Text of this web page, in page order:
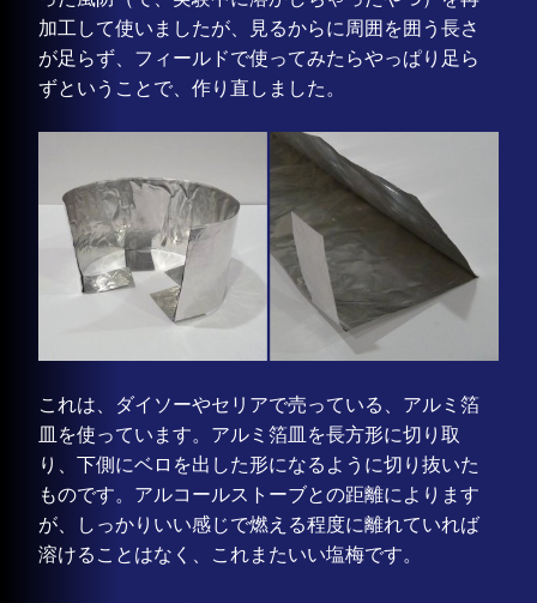
加工して使いましたが、見るからに周囲を囲う長さ
が足らず、フィールドで使ってみたらやっぱり足ら
ずということで、作り直しました。
これは、ダイソーやセリアで売っている、アルミ箔
皿を使っています。アルミ箔皿を長方形に切り取
り、下側にベロを出した形になるように切り抜いた
ものです。アルコールストーブとの距離によります
が、しっかりいい感じで燃える程度に離れていれば
溶けることはなく、これまたいい塩梅です。